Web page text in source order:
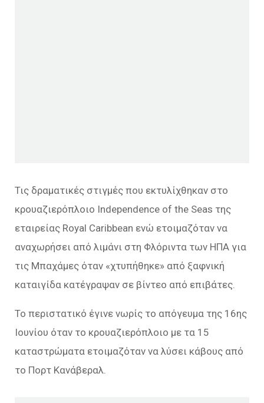
Τις δραματικές στιγμές που εκτυλίχθηκαν στο
κρουαζιερόπλοιο Independence of the Seas της
εταιρείας Royal Caribbean ενώ ετοιμαζόταν να
αναχωρήσει από λιμάνι στη Φλόριντα των ΗΠΑ για
τις Μπαχάμες όταν «χτυπήθηκε» από ξαφνική
καταιγίδα κατέγραψαν σε βίντεο από επιβάτες.
Το περιστατικό έγινε νωρίς το απόγευμα της 16ης
Ιουνίου όταν το κρουαζιερόπλοιο με τα 15
καταστρώματα ετοιμαζόταν να λύσει κάβους από
το Πορτ Κανάβεραλ.